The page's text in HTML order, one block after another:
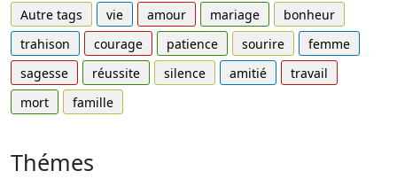
Autre tags vie amour mariage
bonheur
trahison
courage patience sourire
femme
sagesse
réussite silence amitié
travail
mort
famille
Thémes